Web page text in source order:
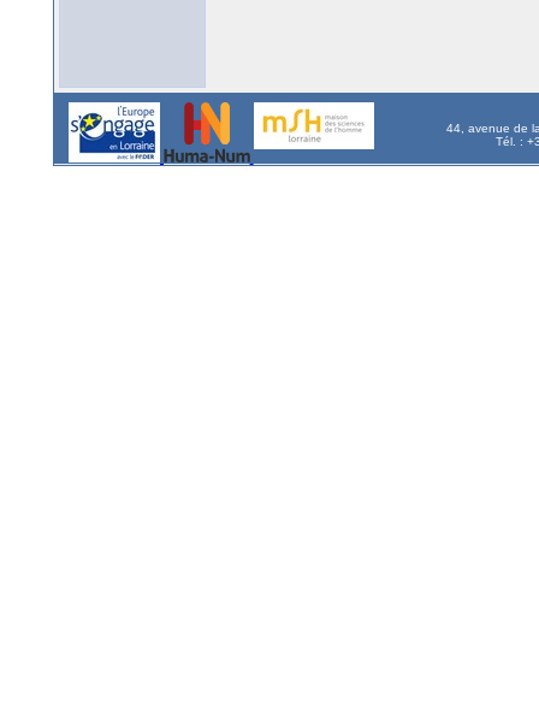
44, avenue de
Tél. :